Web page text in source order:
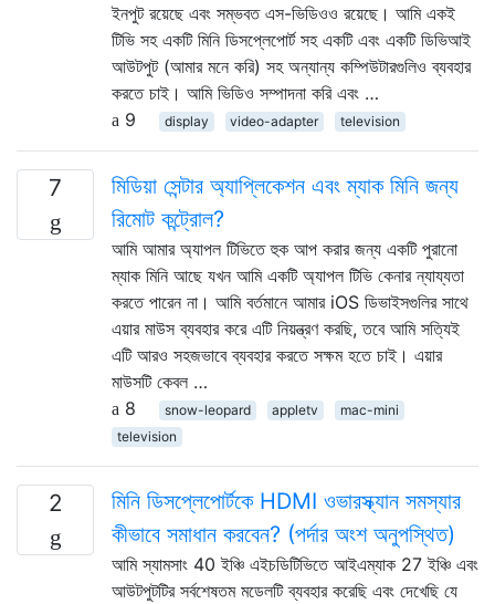
ইনপুট রয়েছে এবং সম্ভবত এস-ভিডিওও রয়েছে। আমি একই
টিভি সহ একটি মিনি ডিসপ্লেপোর্ট সহ একটি এবং একটি ডিভিআই
আউটপুট (আমার মনে করি) সহ অন্যান্য কম্পিউটারগুলিও ব্যবহার
করতে চাই। আমি ভিডিও সম্পাদনা করি এবং …
9
display video-adapter television
7
মিডিয়া সেন্টার অ্যাপ্লিকেশন এবং ম্যাক মিনি জন্য
রিমোট কন্ট্রোল?
আমি আমার অ্যাপল টিভিতে হুক আপ করার জন্য একটি পুরানো
ম্যাক মিনি আছে যখন আমি একটি অ্যাপল টিভি কেনার ন্যায্যতা
করতে পারেন না। আমি বর্তমানে আমার iOS ডিভাইসগুলির সাথে
এয়ার মাউস ব্যবহার করে এটি নিয়ন্ত্রণ করছি, তবে আমি সত্যিই
এটি আরও সহজভাবে ব্যবহার করতে সক্ষম হতে চাই। এয়ার
মাউসটি কেবল …
8
snow-leopard appletv
mac-mini
television
2
মিনি ডিসপ্লেপোর্টকে HDMI ওভারস্ক্যান সমস্যার
কীভাবে সমাধান করবেন? (পর্দার অংশ অনুপস্থিত)
আমি স্যামসাং 40 ইঞ্চি এইচডিটিভিতে আইএম্যাক 27 ইঞ্চি এবং
আউটপুটটির সর্বশেষতম মডেলটি ব্যবহার করেছি এবং দেখেছি যে